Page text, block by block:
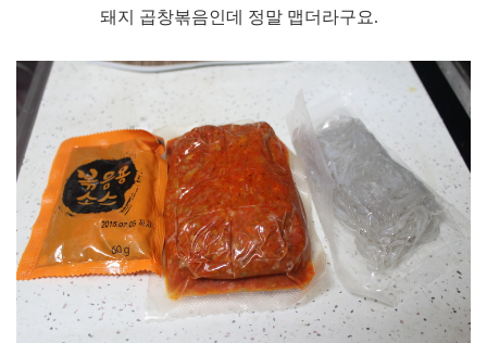
돼지 곱창볶음인데 정말 맵더라구요.